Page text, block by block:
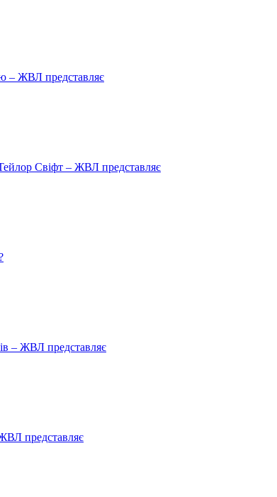
– ЖВЛ представляє
Свіфт – ЖВЛ представляє
– ЖВЛ представляє
представляє